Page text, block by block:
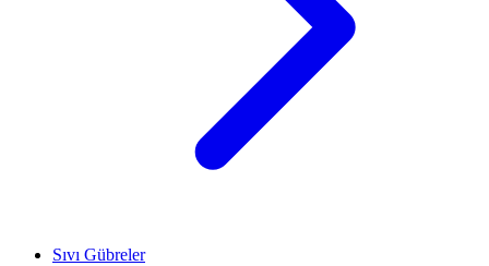
Sıvı Gübreler